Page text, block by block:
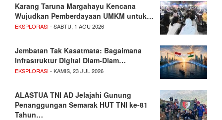
Karang Taruna Margahayu Kencana
Wujudkan Pemberdayaan UMKM untuk…
EKSPLORASI- SABTU, 1 AGU 2026
Jembatan Tak Kasatmata: Bagaimana
Infrastruktur Digital Diam-Diam…
EKSPLORASI- KAMIS, 23 JUL 2026
ALASTUA TNI AD Jelajahi Gunung
Penanggungan Semarak HUT TNI ke-81
Tahun…